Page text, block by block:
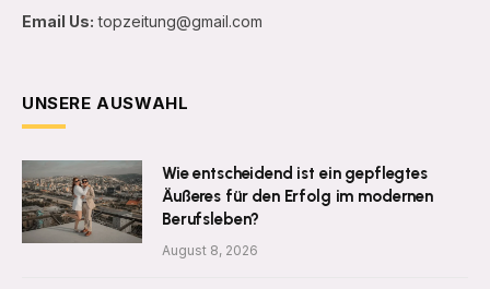
Email Us: topzeitung@gmail.com
UNSERE AUSWAHL
Wie entscheidend ist ein gepflegtes
Äußeres für den Erfolg im modernen
Berufsleben?
August 8, 2026